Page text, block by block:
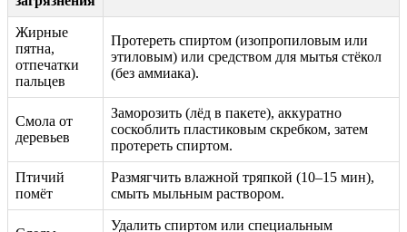
Жирные
пятна,
отпечатки
пальцев
Протереть спиртом (изопропиловым или
этиловым) или средством для мытья стёкол
(без аммиака).
Смола от
деревьев
Заморозить (лёд в пакете), аккуратно
соскоблить пластиковым скребком, затем
протереть спиртом.
Птичий
помёт
Размягчить влажной тряпкой (10–15 мин),
смыть мыльным раствором.
Удалить спиртом или специальным